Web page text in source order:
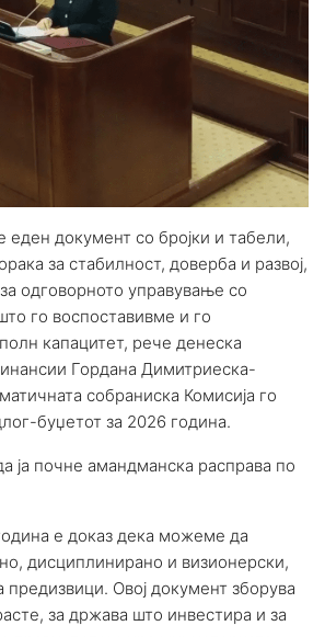
еден документ со бројки и табели,
за стабилност, доверба и развој,
одговорното управување со
го воспоставивме и го
капацитет, рече денеска
Гордана Димитриеска-
собраниска Комисија го
буџетот за 2026 година.
ја почне амандманска расправа по
е доказ дека можеме да
дисциплинирано и визионерски,
Овој документ зборува
за држава што инвестира и за